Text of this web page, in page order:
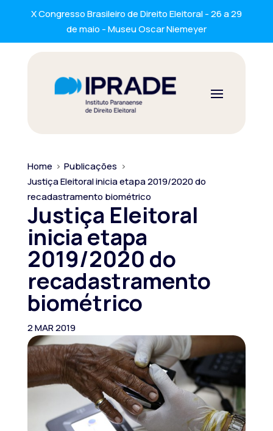
X Congresso Brasileiro de Direito Eleitoral - 26 a 29
de maio - Museu Oscar Niemeyer
Home > Publicações >
Justiça Eleitoral inicia etapa 2019/2020 do
recadastramento biométrico
Justiça Eleitoral
inicia etapa
2019/2020 do
recadastramento
biométrico
2 MAR 2019